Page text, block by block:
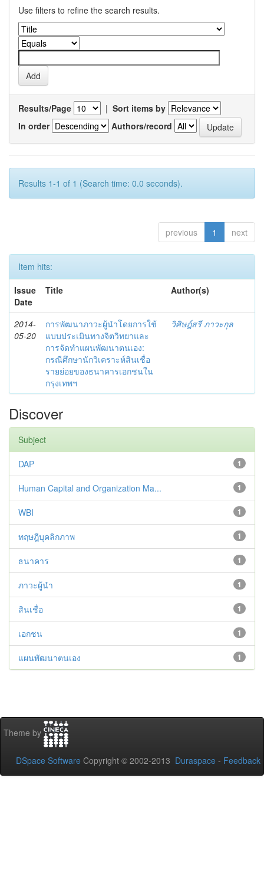
Use filters to refine the search results.
Results/Page | Sort items by
In order
Authors/record
Results 1-1 of 1 (Search time: 0.0 seconds).
previous 1 next
Item hits:
Issue
Date
Title Author(s)
2014-
05-20
การพัฒนาภาวะผู้นำโดยการใช้
แบบประเมินทางจิตวิทยาและ
การจัดทำแผนพัฒนาตนเอง:
กรณีศึกษานักวิเคราะห์สินเชื่อ
รายย่อยของธนาคารเอกชนใน
กรุงเทพฯ
วิศิษฎ์สรี ภาวะกุล
Discover
Subject
1
DAP
1
Human Capital and Organization Ma...
1
WBI
1
ทฤษฎีบุคลิกภาพ
1
ธนาคาร
1
ภาวะผู้นำ
1
สินเชื่อ
1
เอกชน
1
แผนพัฒนาตนเอง
Theme by
DSpace Software Copyright © 2002-2013 Duraspace - Feedback